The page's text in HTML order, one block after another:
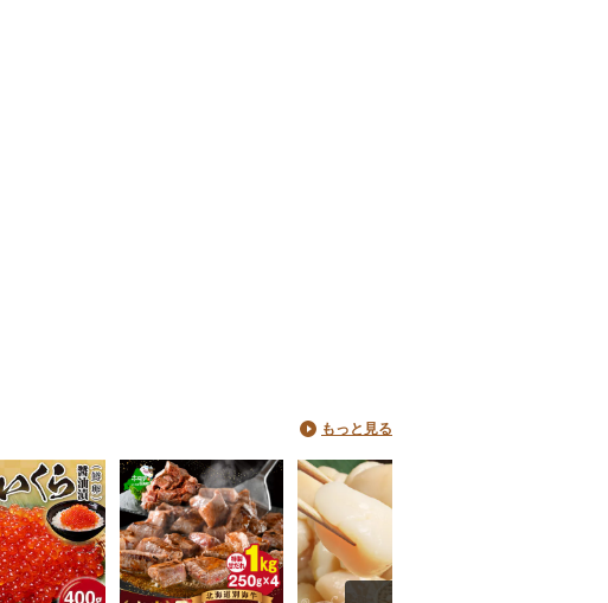
もっと見る